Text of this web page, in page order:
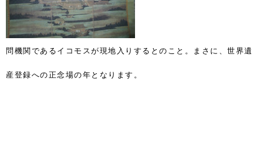
問機関であるイコモスが現地入りするとのこと。まさに、世界遺
産登録への正念場の年となります。